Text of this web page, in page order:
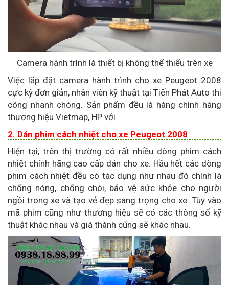
Camera hành trình là thiết bị không thể thiếu trên xe
Việc lắp đặt camera hành trình cho xe Peugeot 2008
cực kỳ đơn giản, nhân viên kỹ thuật tại Tiến Phát Auto thi
công nhanh chóng. Sản phẩm đều là hàng chính hãng
thương hiệu Vietmap, HP với
2. Dán phim cách nhiệt cho xe Peugeot 2008
Hiện tại, trên thị trường có rất nhiều dòng phim cách
nhiệt chính hãng cao cấp dán cho xe. Hầu hết các dòng
phim cách nhiệt đều có tác dụng như nhau đó chính là
chống nóng, chống chói, bảo vệ sức khỏe cho người
ngồi trong xe và tạo vẻ đẹp sang trọng cho xe. Tùy vào
mã phim cũng như thương hiệu sẽ có các thông số kỹ
thuật khác nhau và giá thành cũng sẽ khác nhau.